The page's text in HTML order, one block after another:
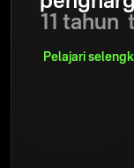
11 tahun
Pelajari